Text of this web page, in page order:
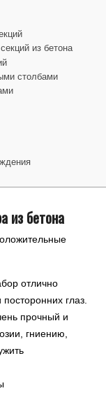
из бетона
столбами
из бетона
отлично
глаз.
прочный и
гниению,